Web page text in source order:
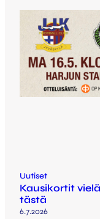
Uutiset
Kausikortit
tästä
6.7.2026